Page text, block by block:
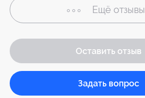
Ещё отзывы
Оставить отзыв
Задать вопрос